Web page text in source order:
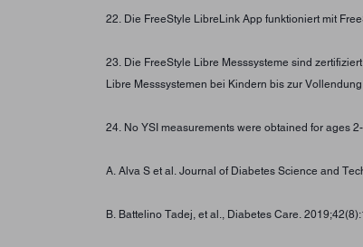
22. Die FreeStyle LibreLink App funktioniert mit
23. Die FreeStyle Libre Messsysteme sind
Libre Messsystemen bei Kindern bis zur
24. No YSI measurements were obtained for ages
A. Alva S et al. Journal of Diabetes Science and
B. Battelino Tadej, et al., Diabetes Care.